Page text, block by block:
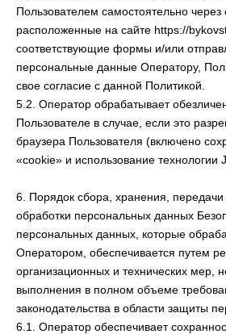
Пользователем самостоятельно
расположенные на сайте https://
соответствующие формы и/или
персональные данные Оператору,
свое согласие с данной Политикой.
5.2. Оператор обрабатывает
Пользователе в случае, если это
браузера Пользователя (включено
«cookie» и использование технологии
6. Порядок сбора, хранения, передачи
обработки персональных данных
персональных данных, которые
Оператором, обеспечивается путем
организационных и технических мер,
выполнения в полном объеме
законодательства в области защиты
6.1. Оператор обеспечивает